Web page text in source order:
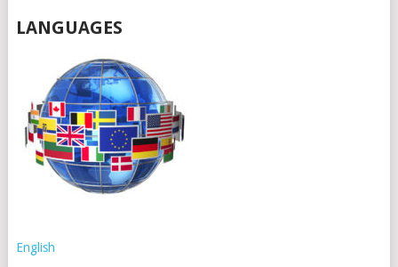
LANGUAGES
English